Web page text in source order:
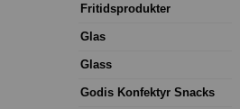
Fritidsprodukter
Glas
Glass
Godis Konfektyr Snacks